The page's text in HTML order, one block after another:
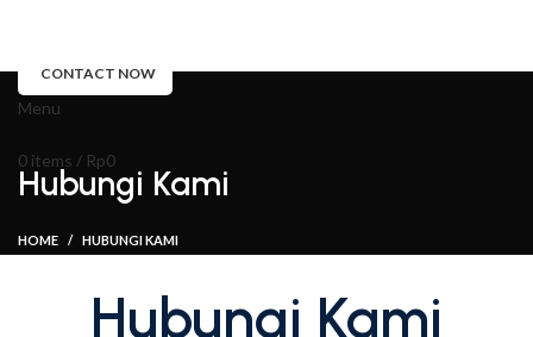
CONTACT NOW
Menu
0 items / Rp0
Hubungi Kami
HOME HUBUNGI KAMI
Hubungi Kami